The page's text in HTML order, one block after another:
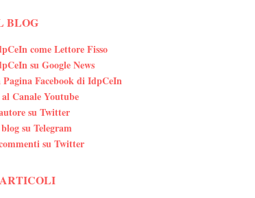
BLOG
come Lettore Fisso
su Google News
Pagina Facebook di IdpCeIn
Canale Youtube
su Twitter
su Telegram
su Twitter